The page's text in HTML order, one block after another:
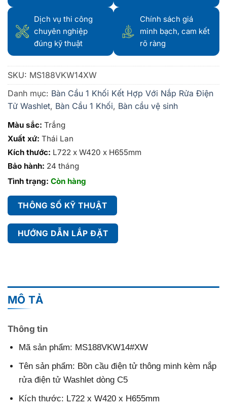
Dịch vụ thi công
chuyên nghiệp
đúng kỹ thuật
Chính sách giá
minh bạch, cam kết
rõ ràng
SKU: MS188VKW14XW
Danh mục: Bàn Cầu 1 Khối Kết Hợp Với Nắp Rửa Điện
Tử Washlet, Bàn Cầu 1 Khối, Bàn cầu vệ sinh
Màu sắc: Trắng
Xuất xứ: Thái Lan
Kích thước: L722 x W420 x H655mm
Bảo hành: 24 tháng
Tình trạng: Còn hàng
THÔNG SỐ KỸ THUẬT
HƯỚNG DẪN LẮP ĐẶT
MÔ TẢ
Thông tin
Mã sản phẩm: MS188VKW14#XW
Tên sản phẩm: Bồn cầu điện tử thông minh kèm nắp
rửa điện tử Washlet dòng C5
Kích thước: L722 x W420 x H655mm